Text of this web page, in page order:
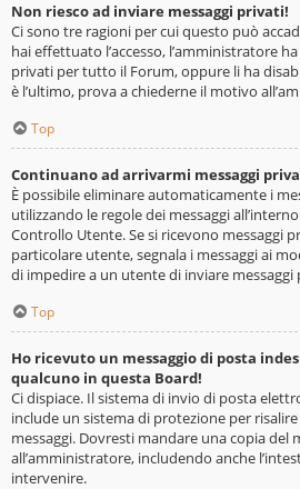
Non riesco ad inviare messaggi privati!
Ci sono tre ragioni per cui questo può
hai effettuato l’accesso, l’amministratore
privati per tutto il Forum, oppure li ha
è l’ultimo, prova a chiederne il motivo
Top
Continuano ad arrivarmi messaggi
È possibile eliminare automaticamente i
utilizzando le regole dei messaggi
Controllo Utente. Se si ricevono messaggi
particolare utente, segnala i messaggi ai
di impedire a un utente di inviare messaggi
Top
Ho ricevuto un messaggio di posta
qualcuno in questa Board!
Ci dispiace. Il sistema di invio di posta
include un sistema di protezione per
messaggi. Dovresti mandare una copia del
all’amministratore, includendo anche
intervenire.